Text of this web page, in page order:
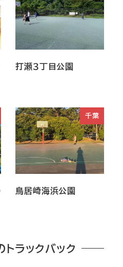
打瀬３丁目公園
千葉
鳥居崎海浜公園
ラックバック